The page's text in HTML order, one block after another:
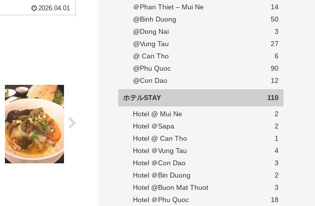
2026.04.01
＠Phan Thiet – Mui Ne
14
@Binh Duong
50
@Dong Nai
3
@Vung Tau
27
@ Can Tho
6
@Phu Quoc
90
@Con Dao
12
ホテルSTAY 110
Hotel @ Mui Ne
2
Hotel ＠Sapa
2
Hotel @ Can Tho
1
Hotel ＠Vung Tau
4
Hotel ＠Con Dao
3
Hotel ＠Bin Duong
2
Hotel @Buon Mat Thuot
3
Hotel ＠Phu Quoc
18